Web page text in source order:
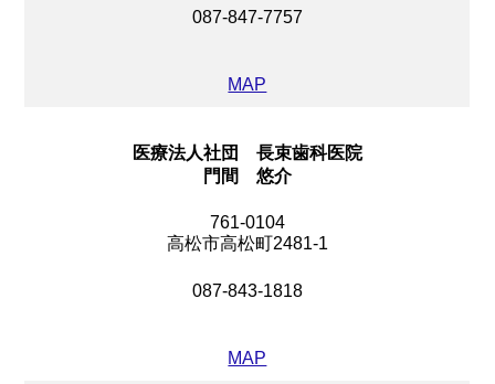
087-847-7757
MAP
医療法人社団 長束歯科医院
門間 悠介
761-0104
高松市高松町2481-1
087-843-1818
MAP